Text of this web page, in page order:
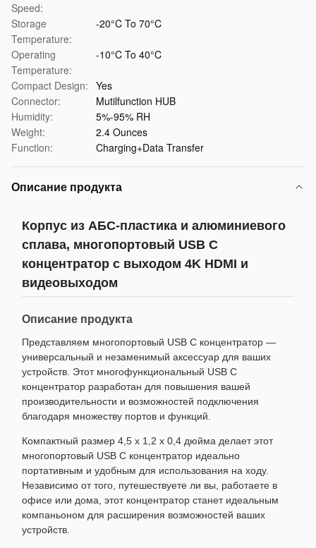
Speed:
Storage
Temperature:
-20°C To 70°C
Operating
Temperature:
-10°C To 40°C
Compact Design: Yes
Connector:
Mutilfunction HUB
Humidity:
5%-95% RH
Weight:
2.4 Ounces
Function:
Charging+Data Transfer
Описание продукта
Корпус из АБС-пластика и алюминиевого
сплава, многопортовый USB C
концентратор с выходом 4K HDMI и
видеовыходом
Описание продукта
Представляем многопортовый USB C концентратор —
универсальный и незаменимый аксессуар для ваших
устройств. Этот многофункциональный USB C
концентратор разработан для повышения вашей
производительности и возможностей подключения
благодаря множеству портов и функций.
Компактный размер 4,5 x 1,2 x 0,4 дюйма делает этот
многопортовый USB C концентратор идеально
портативным и удобным для использования на ходу.
Независимо от того, путешествуете ли вы, работаете в
офисе или дома, этот концентратор станет идеальным
компаньоном для расширения возможностей ваших
устройств.